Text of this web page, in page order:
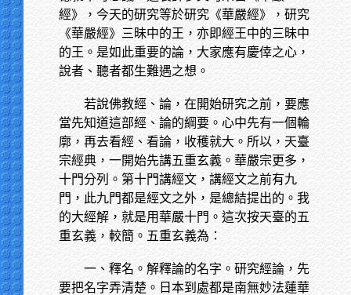
經》，今天的研究等於研究《華嚴經》，研究
《華嚴經》三昧中的王，亦即經王中的三昧中
的王。是如此重要的論，大家應有慶倖之心，
說者、聽者都生難遇之想。
若說佛教經、論，在開始研究之前，要應
當先知道這部經、論的綱要。心中先有一個輪
廓，再去看經、看論，收穫就大。所以，天臺
宗經典，一開始先講五重玄義。華嚴宗更多，
十門分列。第十門講經文，講經文之前有九
門，此九門都是經文之外，是總結提出的。我
的大經解，就是用華嚴十門。這次按天臺的五
重玄義，較簡。五重玄義為：
一、釋名。解釋論的名字。研究經論，先
要把名字弄清楚。日本到處都是南無妙法蓮華